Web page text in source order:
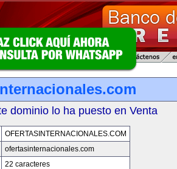
dominio lo ha puesto en Venta
OFERTASINTERNACIONALES.COM
ofertasinternacionales.com
22 caracteres